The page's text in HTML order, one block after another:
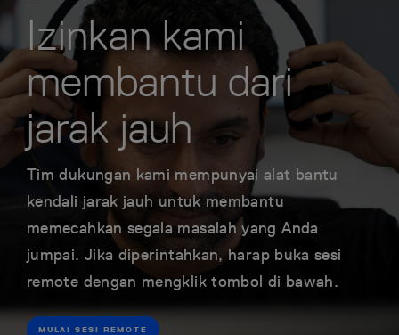
Izinkan kami
membantu dari
jarak jauh
Tim dukungan kami mempunyai alat bantu
kendali jarak jauh untuk membantu
memecahkan segala masalah yang Anda
jumpai. Jika diperintahkan, harap buka sesi
remote dengan mengklik tombol di bawah.
MULAI SESI REMOTE